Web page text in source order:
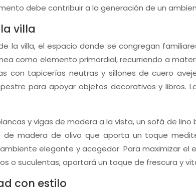
debe contribuir a la generación de un
villa
la villa, el espacio donde se congregan
como elemento primordial, recurriendo a
con tapicerías neutras y sillones de cuero
para apoyar objetos decorativos y libros.
y vigas de madera a la vista, un sofá de
madera de olivo que aporta un toque
elegante y acogedor. Para maximizar
o suculentas, aportará un toque de frescura y
con estilo